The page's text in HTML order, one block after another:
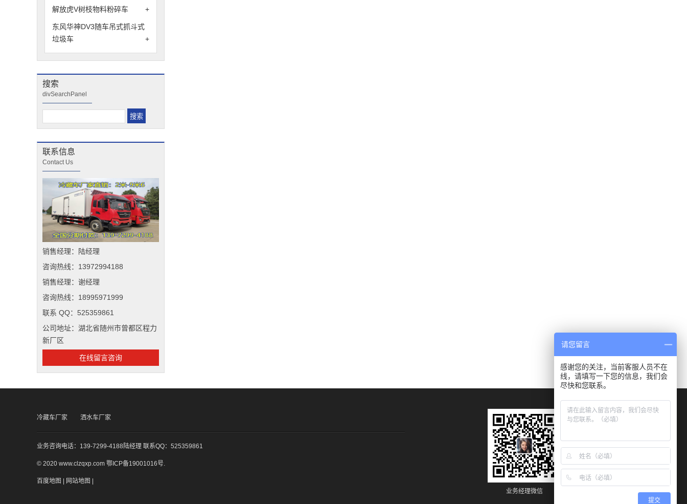
解放虎V树枝物料粉碎车 +
东风华神DV3随车吊式抓斗式
垃圾车
+
搜索
divSearchPanel
联系信息
Contact Us
销售经理：陆经理
咨询热线：13972994188
销售经理：谢经理
咨询热线：18995971999
联系 QQ：525359861
公司地址：湖北省随州市曾都区程力
新厂区
在线留言咨询
冷藏车厂家 洒水车厂家
业务咨询电话：139-7299-4188陆经理 联系QQ：525359861
© 2020 www.clzqxp.com 鄂ICP备19001016号
百度地图 | 网站地图 |
业务经理微信
请您留言
感谢您的关注，当前客服人员不在
线，请填写一下您的信息，我们会
尽快和您联系。
提交